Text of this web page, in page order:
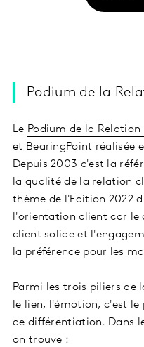
Podium de la
Le Podium de la
et BearingPoint réalisée
Depuis 2003 c'est la
la qualité de la relation
thème de l'Edition 2022
l'orientation client car le
client solide et
la préférence pour les
Parmi les trois piliers de
le lien, l'émotion, c'est
de différentiation. Dans
on trouve :